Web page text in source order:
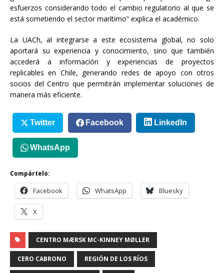
esfuerzos considerando todo el cambio regulatorio al que se
está sometiendo el sector marítimo” explica el académico.
La UACh, al integrarse a este ecosistema global, no solo
aportará su experiencia y conocimiento, sino que también
accederá a información y experiencias de proyectos
replicables en Chile, generando redes de apoyo con otros
socios del Centro que permitirán implementar soluciones de
manera más eficiente.
Twitter Facebook LinkedIn
WhatsApp
Compártelo:
Facebook WhatsApp Bluesky
X
CENTRO MÆRSK MC-KINNEY MØLLER
CERO CABRONO REGIÓN DE LOS RÍOS